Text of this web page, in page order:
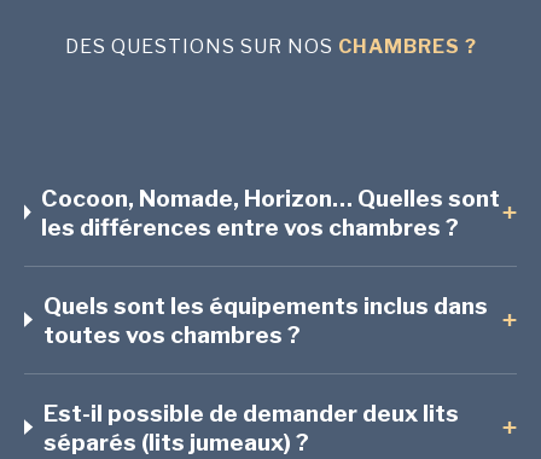
DES QUESTIONS SUR NOS CHAMBRES ?
Cocoon, Nomade, Horizon… Quelles sont
les différences entre vos chambres ?
+
Quels sont les équipements inclus dans
toutes vos chambres ?
+
Est-il possible de demander deux lits
séparés (lits jumeaux) ?
+